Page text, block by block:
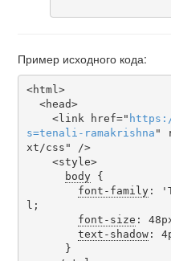
Пример исходного кода:
<html>
    <link href="
https
s=tenali-ramakrishna "
xt/css" />
body {
font-family:
l;
font-size :
text-shadow: